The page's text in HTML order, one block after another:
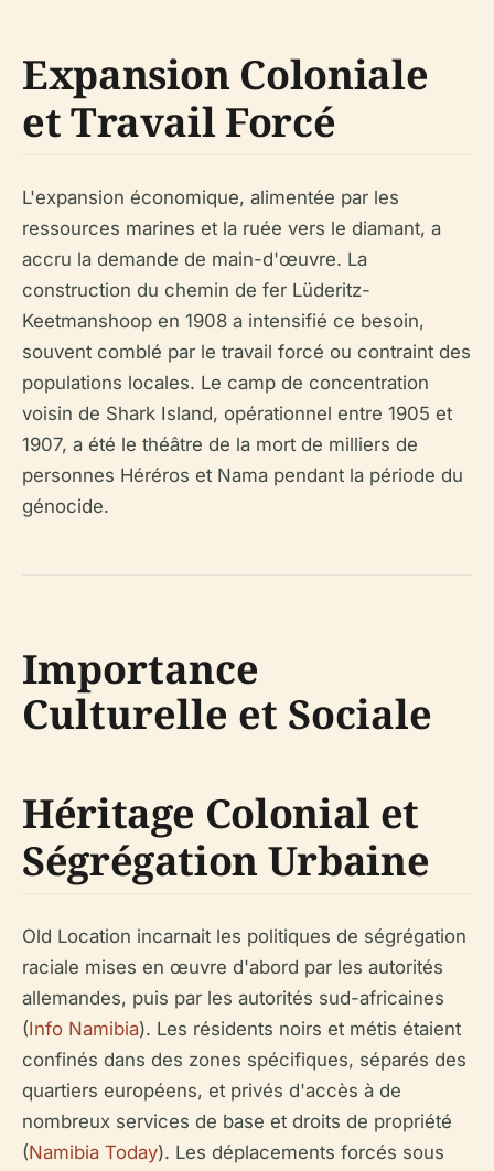
Expansion Coloniale
et Travail Forcé
L'expansion économique, alimentée par les
ressources marines et la ruée vers le diamant, a
accru la demande de main-d'œuvre. La
construction du chemin de fer Lüderitz-
Keetmanshoop en 1908 a intensifié ce besoin,
souvent comblé par le travail forcé ou contraint des
populations locales. Le camp de concentration
voisin de Shark Island, opérationnel entre 1905 et
1907, a été le théâtre de la mort de milliers de
personnes Héréros et Nama pendant la période du
génocide.
Importance
Culturelle et Sociale
Héritage Colonial et
Ségrégation Urbaine
Old Location incarnait les politiques de ségrégation
raciale mises en œuvre d'abord par les autorités
allemandes, puis par les autorités sud-africaines
(Info Namibia). Les résidents noirs et métis étaient
confinés dans des zones spécifiques, séparés des
quartiers européens, et privés d'accès à de
nombreux services de base et droits de propriété
(Namibia Today). Les déplacements forcés sous